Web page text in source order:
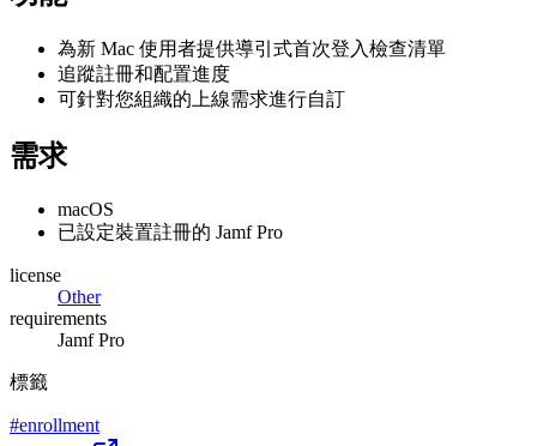
為新 Mac 使用者提供導引式首次登入檢查清單
追蹤註冊和配置進度
可針對您組織的上線需求進行自訂
需求
macOS
已設定裝置註冊的 Jamf Pro
license
Other
requirements
Jamf Pro
標籤
#enrollment